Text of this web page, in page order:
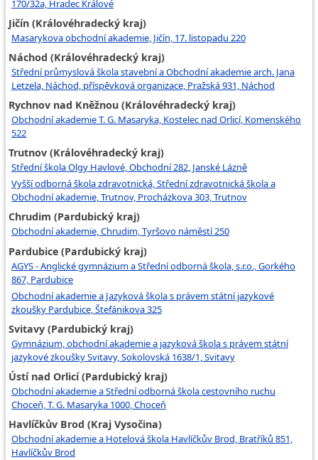
170/32a, Hradec Králové
Jičín (Královéhradecký kraj)
Masarykova obchodní akademie, Jičín, 17. listopadu 220
Náchod (Královéhradecký kraj)
Střední průmyslová škola stavební a Obchodní akademie arch. Jana
Letzela, Náchod, příspěvková organizace, Pražská 931, Náchod
Rychnov nad Kněžnou (Královéhradecký kraj)
Obchodní akademie T. G. Masaryka, Kostelec nad Orlicí, Komenského
522
Trutnov (Královéhradecký kraj)
Střední škola Olgy Havlové, Obchodní 282, Janské Lázně
Vyšší odborná škola zdravotnická, Střední zdravotnická škola a
Obchodní akademie, Trutnov, Procházkova 303, Trutnov
Chrudim (Pardubický kraj)
Obchodní akademie, Chrudim, Tyršovo náměstí 250
Pardubice (Pardubický kraj)
AGYS - Anglické gymnázium a Střední odborná škola, s.r.o., Gorkého
867, Pardubice
Obchodní akademie a Jazyková škola s právem státní jazykové
zkoušky Pardubice, Štefánikova 325
Svitavy (Pardubický kraj)
Gymnázium, obchodní akademie a jazyková škola s právem státní
jazykové zkoušky Svitavy, Sokolovská 1638/1, Svitavy
Ústí nad Orlicí (Pardubický kraj)
Obchodní akademie a Střední odborná škola cestovního ruchu
Choceň, T. G. Masaryka 1000, Choceň
Havlíčkův Brod (Kraj Vysočina)
Obchodní akademie a Hotelová škola Havlíčkův Brod, Bratříků 851,
Havlíčkův Brod